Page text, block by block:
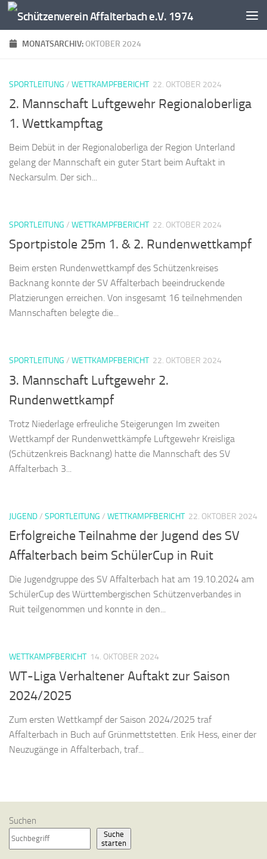
Zum Inhalt springen
MONATSARCHIV:OKTOBER 2024
SPORTLEITUNG / WETTKAMPFBERICHT 22. OKTOBER 2024
2. Mannschaft Luftgewehr Regionaloberliga
1. Wettkampftag
Beim Debüt in der Regionaloberliga der Region Unterland
gelang der Mannschaft ein guter Start beim Auftakt in
Neckarsulm. Der sich...
SPORTLEITUNG / WETTKAMPFBERICHT 22. OKTOBER 2024
Sportpistole 25m 1. & 2. Rundenwettkampf
Beim ersten Rundenwettkampf des Schützenkreises
Backnang konnte der SV Affalterbach beeindruckende
Platzierungen erreichen. Von insgesamt 16 teilnehmenden
Mannschaften belegte die...
SPORTLEITUNG / WETTKAMPFBERICHT 22. OKTOBER 2024
3. Mannschaft Luftgewehr 2.
Rundenwettkampf
Trotz Niederlage erfreuliche Steigerungen Im zweiten
Wettkampf der Rundenwettkämpfe Luftgewehr Kreisliga
(Schützenkreis Backnang) hatte die Mannschaft des SV
Affalterbach 3...
JUGEND/ SPORTLEITUNG / WETTKAMPFBERICHT 22. OKTOBER 2024
Erfolgreiche Teilnahme der Jugend des SV
Affalterbach beim SchülerCup in Ruit
Die Jugendgruppe des SV Affalterbach hat am 19.10.2024 am
SchülerCup des Württembergischen Schützenverbandes in
Ruit teilgenommen und konnte in den...
WETTKAMPFBERICHT 14. OKTOBER 2024
WT-Liga Verhaltener Auftakt zur Saison
2024/2025
Zum ersten Wettkampf der Saison 2024/2025 traf
Affalterbach in Buch auf Grünmettstetten. Erik Hess, einer der
Neuzugänge in Affalterbach, traf...
Suchen
Suche
starten